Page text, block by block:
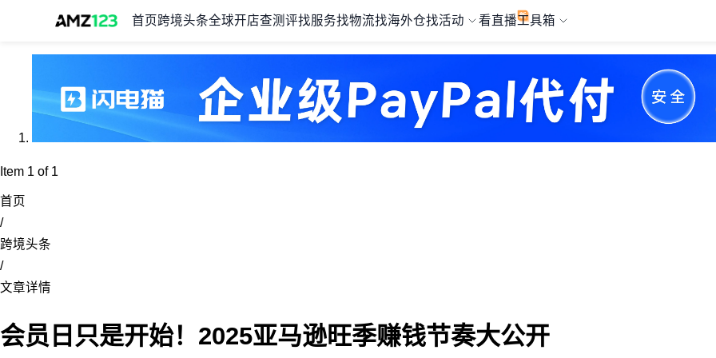
首页 跨境头条全球开店查测评找服务找物流找海外仓找活动 看直播工具箱
Item 1 of 1
首页
/
跨境头条
/
文章详情
会员日只是开始！2025亚马逊旺季赚钱节奏大公开